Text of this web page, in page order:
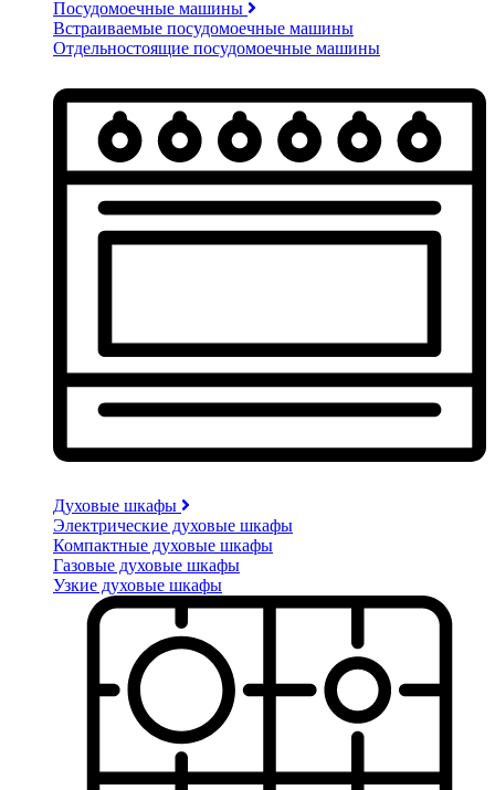
Посудомоечные машины
Встраиваемые посудомоечные машины
Отдельностоящие посудомоечные машины
Духовые шкафы
Электрические духовые шкафы
Компактные духовые шкафы
Газовые духовые шкафы
Узкие духовые шкафы